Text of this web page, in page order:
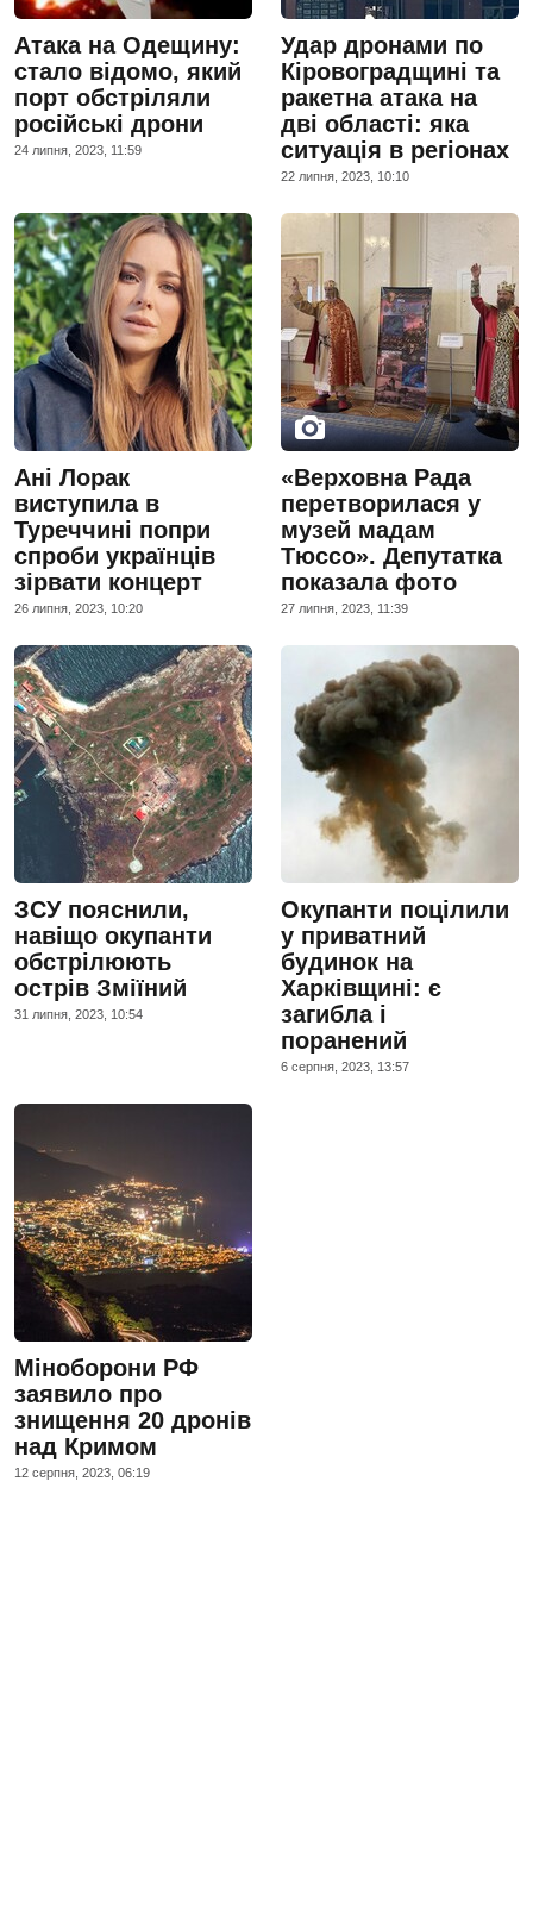
Атака на Одещину:
стало відомо, який
порт обстріляли
російські дрони
24 липня, 2023, 11:59
Удар дронами по
Кіровоградщині та
ракетна атака на
дві області: яка
ситуація в регіонах
22 липня, 2023, 10:10
Ані Лорак
виступила в
Туреччині попри
спроби українців
зірвати концерт
26 липня, 2023, 10:20
«Верховна Рада
перетворилася у
музей мадам
Тюссо». Депутатка
показала фото
27 липня, 2023, 11:39
ЗСУ пояснили,
навіщо окупанти
обстрілюють
острів Зміїний
31 липня, 2023, 10:54
Окупанти поцілили
у приватний
будинок на
Харківщині: є
загибла і
поранений
6 серпня, 2023, 13:57
Міноборони РФ
заявило про
знищення 20 дронів
над Кримом
12 серпня, 2023, 06:19